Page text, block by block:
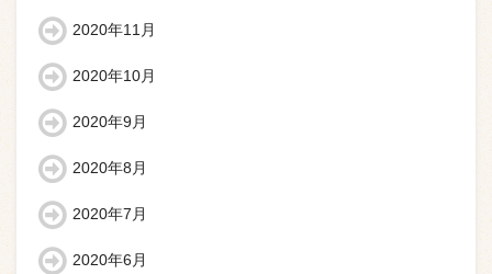
2020年11月
2020年10月
2020年9月
2020年8月
2020年7月
2020年6月